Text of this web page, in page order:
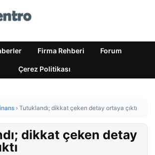
Firma Rehberi Forum
Çerez Politikası
› Tutuklandı; dikkat çeken detay ortaya çıktı
dikkat çeken detay